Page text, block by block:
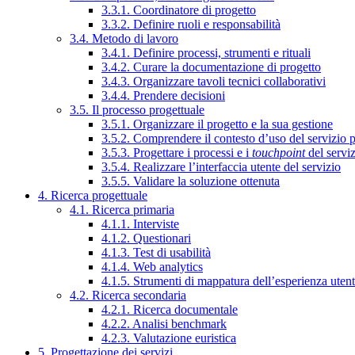
3.3.1. Coordinatore di progetto
3.3.2. Definire ruoli e responsabilità
3.4. Metodo di lavoro
3.4.1. Definire processi, strumenti e rituali
3.4.2. Curare la documentazione di progetto
3.4.3. Organizzare tavoli tecnici collaborativi
3.4.4. Prendere decisioni
3.5. Il processo progettuale
3.5.1. Organizzare il progetto e la sua gestione
3.5.2. Comprendere il contesto d’uso del servizio
3.5.3. Progettare i processi e i touchpointdel
3.5.4. Realizzare l’interfaccia utente del servizio
3.5.5. Validare la soluzione ottenuta
4. Ricerca progettuale
4.1. Ricerca primaria
4.1.1. Interviste
4.1.2. Questionari
4.1.3. Test di usabilità
4.1.4. Web analytics
4.1.5. Strumenti di mappatura dell’esperienza
4.2. Ricerca secondaria
4.2.1. Ricerca documentale
4.2.2. Analisi benchmark
4.2.3. Valutazione euristica
5. Progettazione dei servizi